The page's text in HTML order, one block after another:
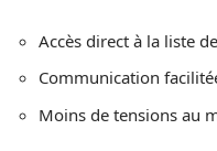
Accès direct à la liste
Communication
Moins de tensions au